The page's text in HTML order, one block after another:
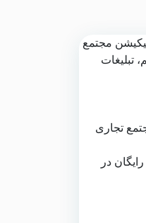
تجاری
در